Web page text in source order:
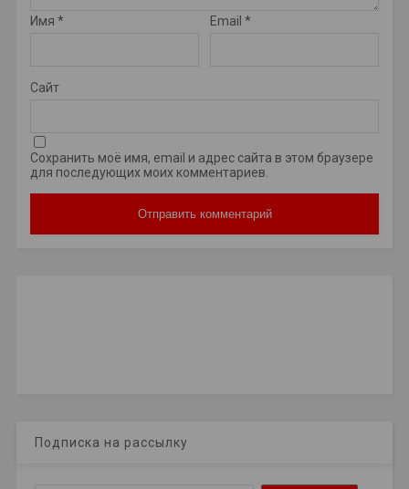
Имя * Email *
Сайт
Сохранить моё имя, email и адрес сайта в этом браузере
для последующих моих комментариев.
Подписка на рассылку